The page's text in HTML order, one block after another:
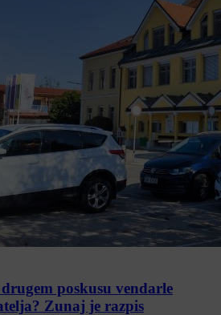
poskusu vendarle
Zunaj je razpis